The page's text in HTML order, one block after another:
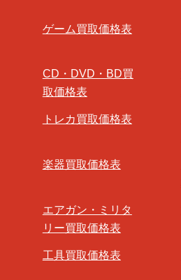
ゲーム買取価格表
CD・DVD・BD買
取価格表
トレカ買取価格表
楽器買取価格表
エアガン・ミリタ
リー買取価格表
工具買取価格表